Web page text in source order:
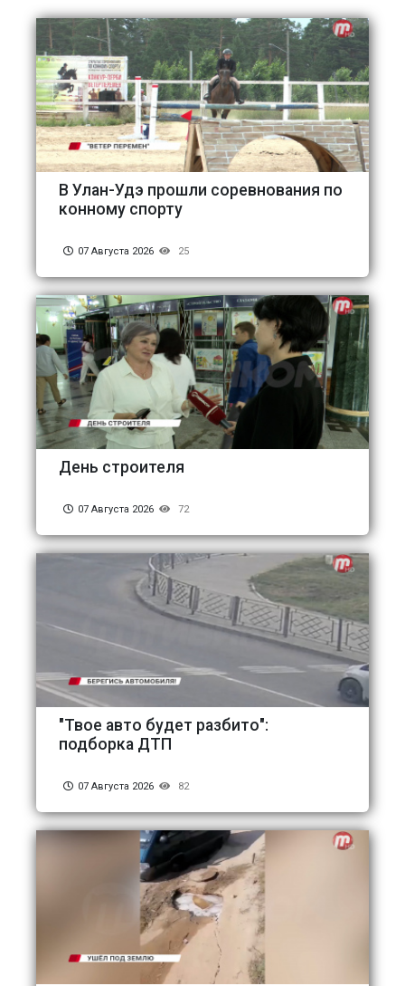
В Улан-Удэ прошли соревнования по
конному спорту
07 Августа 2026 25
День строителя
07 Августа 2026 72
"Твое авто будет разбито":
подборка ДТП
07 Августа 2026 82